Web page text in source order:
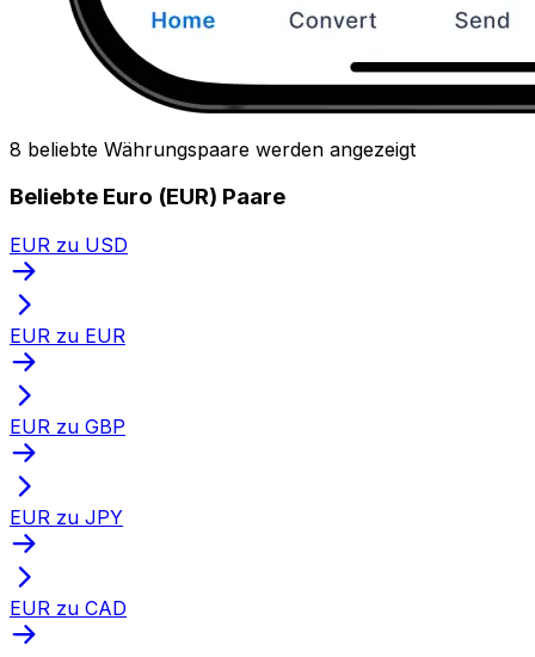
8 beliebte Währungspaare werden angezeigt
Beliebte Euro (EUR) Paare
EUR zu USD
EUR zu EUR
EUR zu GBP
EUR zu JPY
EUR zu CAD